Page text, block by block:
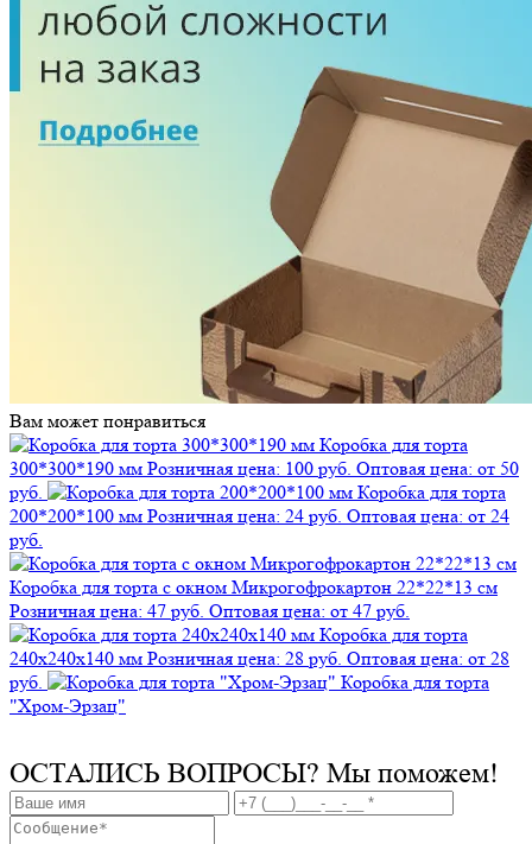
Вам может понравиться
Коробка для торта
300*300*190 мм Розничная цена: 100 руб. Оптовая цена: от 50
руб.
Коробка для торта
200*200*100 мм Розничная цена: 24 руб. Оптовая цена: от 24
руб.
Коробка для торта с окном Микрогофрокартон 22*22*13 см
Розничная цена: 47 руб. Оптовая цена: от 47 руб.
Коробка для торта
240х240х140 мм Розничная цена: 28 руб. Оптовая цена: от 28
руб.
Коробка для торта
"Хром-Эрзац"
ОСТАЛИСЬ ВОПРОСЫ? Мы поможем!